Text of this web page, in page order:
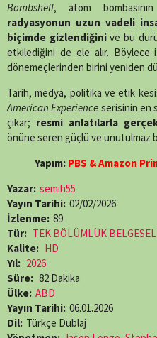
Bombshell, atom
radyasyonun uzun vadeli
biçimde gizlendiğinive bu
etkilediğini de ele alır.
dönemeçlerinden birini yeniden
Tarih, medya, politika ve etik
American Experience serisinin en
çıkar; resmi anlatılarla
önüne seren güçlü ve unutulmaz
Yapım: PBS & Amazon
Yazar: semih55
Yayın Tarihi: 02/02/2026
İzlenme: 89
Tür: TEK BÖLÜMLÜK
Kalite: HD
Yıl: 2026
Süre: 82 Dakika
Ülke: ABD
Yayın Tarihi: 06.01.2026
Dil: Türkçe Dublaj